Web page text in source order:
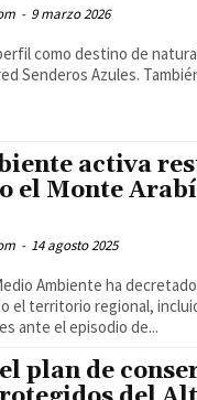
- 9 marzo 2026
como destino de
Senderos Azules.
activa
el Monte
- 14 agosto 2025
Ambiente ha
el territorio regional,
ante el episodio de...
plan de